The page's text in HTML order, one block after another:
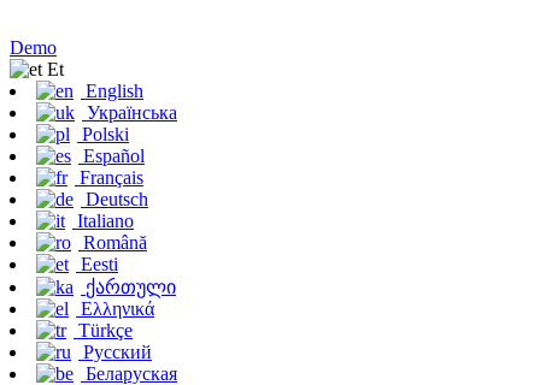
Demo
Et
English
Українська
Polski
Español
Français
Deutsch
Italiano
Română
Eesti
ქართული
Ελληνικά
Türkçe
Русский
Беларуская